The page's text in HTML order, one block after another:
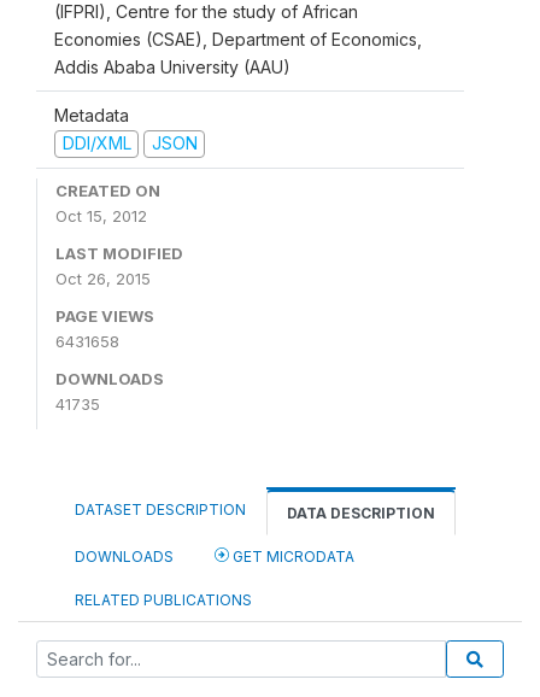
(IFPRI), Centre for the study of African
Economies (CSAE), Department of Economics,
Addis Ababa University (AAU)
Metadata
DDI/XML
JSON
CREATED ON
Oct 15, 2012
LAST MODIFIED
Oct 26, 2015
PAGE VIEWS
6431658
DOWNLOADS
41735
DATASET DESCRIPTION DATA DESCRIPTION
DOWNLOADS GET MICRODATA
RELATED PUBLICATIONS